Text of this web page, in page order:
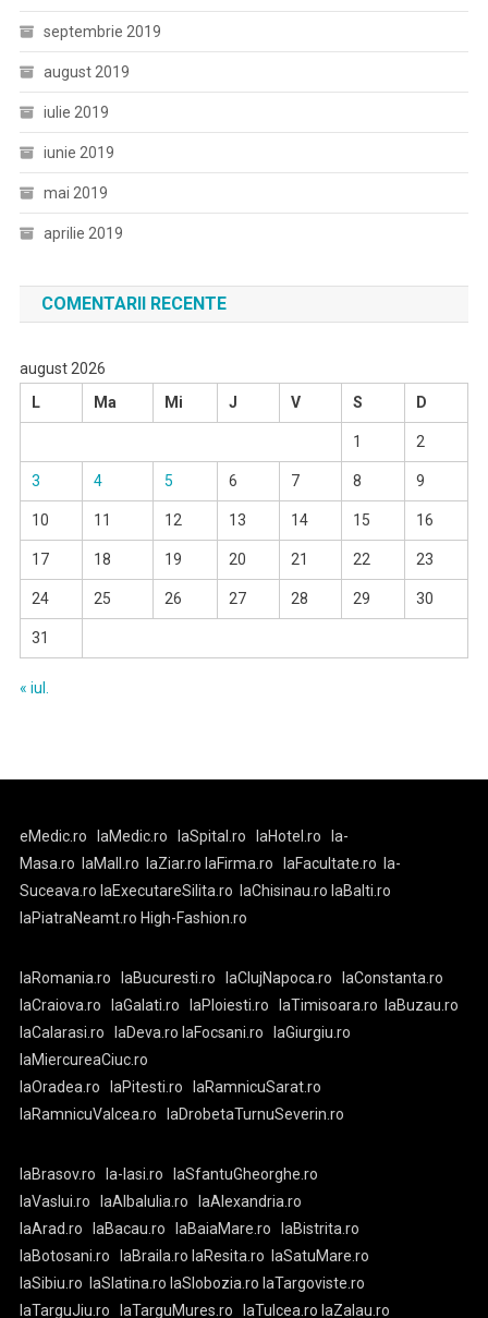
septembrie 2019
august 2019
iulie 2019
iunie 2019
mai 2019
aprilie 2019
COMENTARII RECENTE
august 2026
L
Ma Mi J V S D
1 2
3 4 5 6 7 8 9
10 11 12 13 14 15 16
17 18 19 20 21 22 23
24 25 26 27 28 29 30
31
« iul.
eMedic.ro laMedic.ro laSpital.ro laHotel.ro
la-
Masa.ro
laMall.ro laZiar.ro laFirma.ro laFacultate.ro
la-
Suceava.ro laExecutareSilita.ro laChisinau.ro laBalti.ro
laPiatraNeamt.ro High-Fashion.ro
laRomania.ro laBucuresti.ro laClujNapoca.ro
laConstanta.ro
laCraiova.ro
laGalati.ro laPloiesti.ro laTimisoara.ro
laBuzau.ro
laCalarasi.ro
laDeva.ro laFocsani.ro
laGiurgiu.ro
laMiercureaCiuc.ro
laOradea.ro
laPitesti.ro
laRamnicuSarat.ro
laRamnicuValcea.ro
laDrobetaTurnuSeverin.ro
laBrasov.ro la-Iasi.ro
laSfantuGheorghe.ro
laVaslui.ro
laAlbaIulia.ro
laAlexandria.ro
laArad.ro
laBacau.ro laBaiaMare.ro
laBistrita.ro
laBotosani.ro
laBraila.ro laResita.ro
laSatuMare.ro
laSibiu.ro
laSlatina.ro laSlobozia.ro laTargoviste.ro
laTarguJiu.ro
laTarguMures.ro laTulcea.ro laZalau.ro